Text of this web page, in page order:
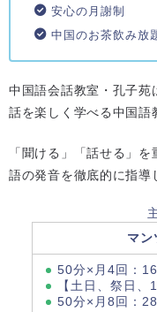
安心の月謝制
中国のお茶飲み放
中国語会話教室・孔子苑
話を楽しく学べる中国語
「聞ける」「話せる」
語の発音を徹底的に指導
マン
50分×月4回：
【土日、祭日
50分×月8回：